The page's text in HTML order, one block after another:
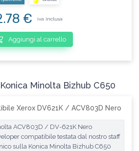
€ iva inclusa
Aggiungi al carrello
Minolta Bizhub C650
Xerox DV621K / ACV803D Nero
ACV803D / DV-621K Nero
compatibile testata dal nostro staff
sulla Konica Minolta Bizhub C650